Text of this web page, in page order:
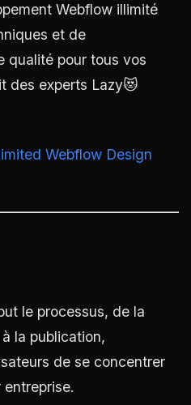
Webflow illimité
et de
qualité pour tous vos
des experts Lazy😻
Webflow Design
le processus, de la
la publication,
de se concentrer